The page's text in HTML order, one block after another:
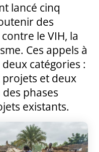
lancé cinq
des
le VIH, la
Ces appels à
catégories :
et deux
phases
existants.